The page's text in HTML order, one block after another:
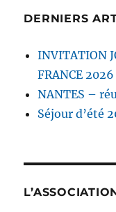
DERNIERS
INVITATION
FRANCE 2026
NANTES –
Séjour d’été